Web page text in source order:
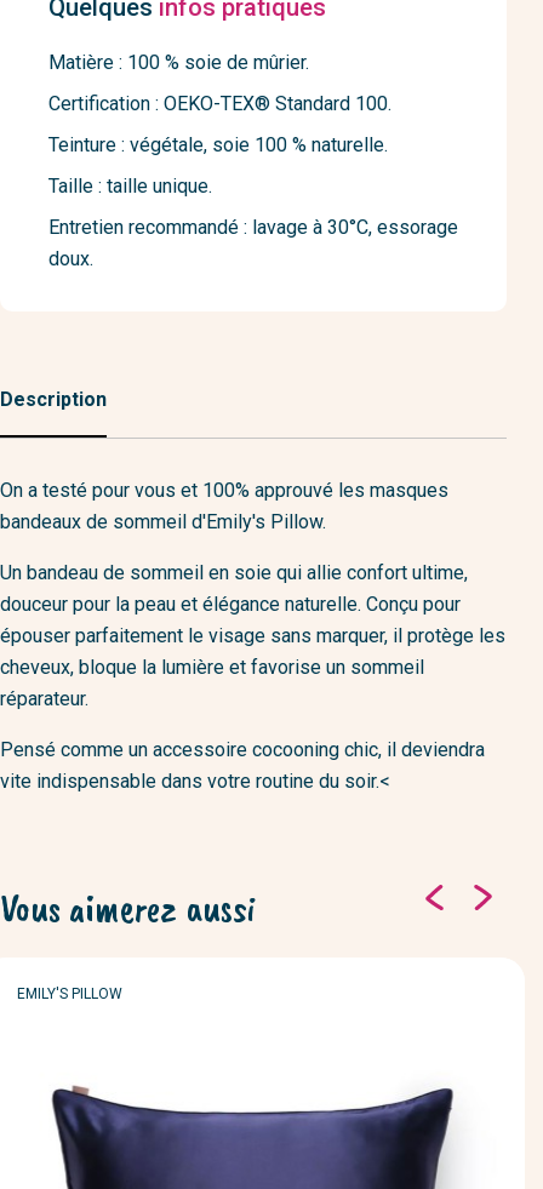
Quelques infos pratiques
Matière : 100 % soie de mûrier.
Certification : OEKO-TEX® Standard 100.
Teinture : végétale, soie 100 % naturelle.
Taille : taille unique.
Entretien recommandé : lavage à 30°C, essorage
doux.
Description
On a testé pour vous et 100% approuvé les masques
bandeaux de sommeil d'Emily's Pillow.
Un bandeau de sommeil en soie qui allie confort ultime,
douceur pour la peau et élégance naturelle. Conçu pour
épouser parfaitement le visage sans marquer, il protège les
cheveux, bloque la lumière et favorise un sommeil
réparateur.
Pensé comme un accessoire cocooning chic, il deviendra
vite indispensable dans votre routine du soir.<
Vous aimerez aussi
MARQUE
EMILY'S PILLOW